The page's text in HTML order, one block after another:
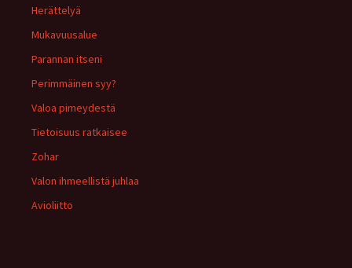
Herättelyä
Mukavuusalue
Parannan itseni
Perimmäinen syy?
Valoa pimeydestä
Tietoisuus ratkaisee
Zohar
Valon ihmeellistä juhlaa
Avioliitto